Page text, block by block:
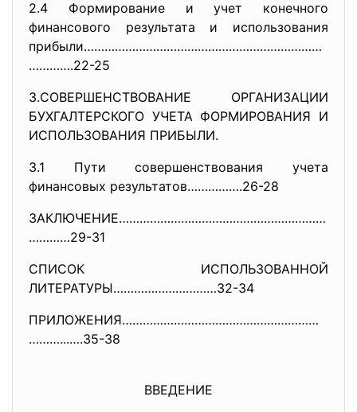
2.4 Формирование и учет конечного
финансового результата и использования
прибыли……………………………………………………………
………….22-25
3.СОВЕРШЕНСТВОВАНИЕ ОРГАНИЗАЦИИ
БУХГАЛТЕРСКОГО УЧЕТА ФОРМИРОВАНИЯ И
ИСПОЛЬЗОВАНИЯ ПРИБЫЛИ.
3.1 Пути совершенствования учета
финансовых результатов…………….26-28
ЗАКЛЮЧЕНИЕ……………………………………………………
…………29-31
СПИСОК ИСПОЛЬЗОВАННОЙ
ЛИТЕРАТУРЫ…………………………32-34
ПРИЛОЖЕНИЯ…………………………………………………
………...….35-38
ВВЕДЕНИЕ